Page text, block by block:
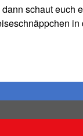
schaut euch
in